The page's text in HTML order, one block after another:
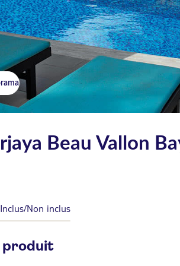
Beau Vallon
Inclus/Non inclus